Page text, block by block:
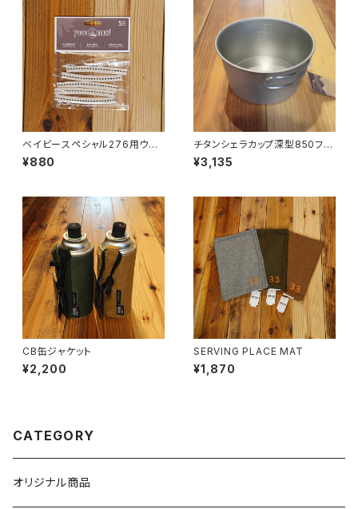
ベイビースペシャル276用ウィッ
ク 5本ｾｯﾄ
¥880
チタンシェラカップ深型850フォ
ールドハンドル(メモリ付)
¥3,135
CB缶ジャケット
¥2,200
SERVING PLACE MAT
¥1,870
CATEGORY
オリジナル商品